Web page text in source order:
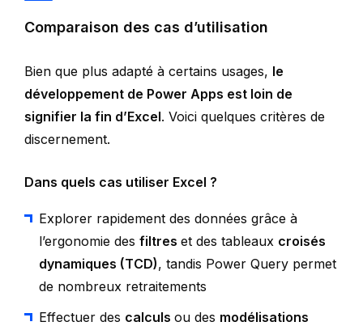
Comparaison des cas d’utilisation
Bien que plus adapté à certains usages, le
développement de Power Apps est loin de
signifier la fin d’Excel. Voici quelques critères de
discernement.
Dans quels cas utiliser Excel ?
Explorer rapidement des données grâce à
l’ergonomie des filtres et des tableaux croisés
dynamiques (TCD), tandis Power Query permet
de nombreux retraitements
Effectuer des calculs ou des modélisations